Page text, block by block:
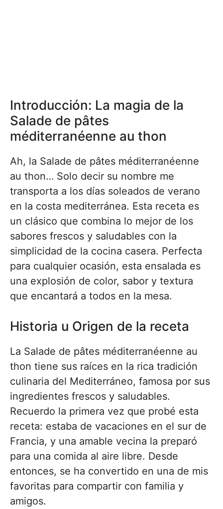
Introducción: La magia de la
Salade de pâtes
méditerranéenne au thon
Ah, la Salade de pâtes méditerranéenne
au thon… Solo decir su nombre me
transporta a los días soleados de verano
en la costa mediterránea. Esta receta es
un clásico que combina lo mejor de los
sabores frescos y saludables con la
simplicidad de la cocina casera. Perfecta
para cualquier ocasión, esta ensalada es
una explosión de color, sabor y textura
que encantará a todos en la mesa.
Historia u Origen de la receta
La Salade de pâtes méditerranéenne au
thon tiene sus raíces en la rica tradición
culinaria del Mediterráneo, famosa por sus
ingredientes frescos y saludables.
Recuerdo la primera vez que probé esta
receta: estaba de vacaciones en el sur de
Francia, y una amable vecina la preparó
para una comida al aire libre. Desde
entonces, se ha convertido en una de mis
favoritas para compartir con familia y
amigos.